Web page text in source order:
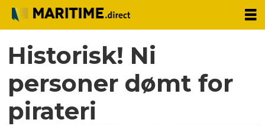
Historisk! Ni
personer dømt for
pirateri